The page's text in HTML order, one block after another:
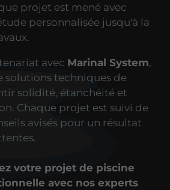
projet est mené avec
personnalisée jusqu'à la
avec Marinal System,
solutions techniques de
solidité, étanchéité et
Chaque projet est suivi de
avisés pour un résultat
votre projet de piscine
avec nos experts